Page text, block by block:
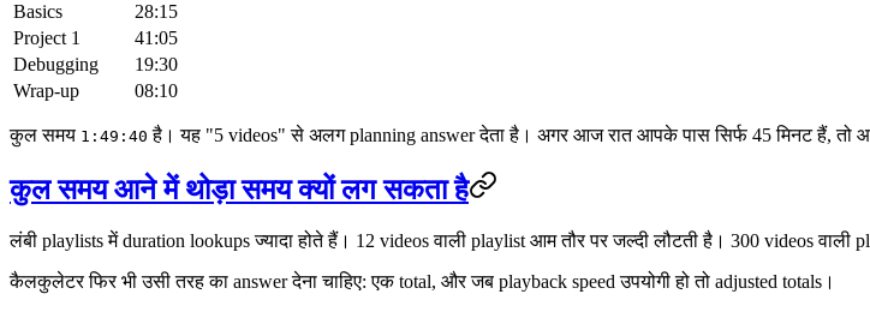
Basics
28:15
Project 1
41:05
Debugging
19:30
Wrap-up
08:10
कुल समय 1:49:40 है। यह "5 videos" से अलग planning answer देता है। अगर आज रात आपके पास सिर्फ 45 मिनट हैं, तो
कुल समय आने में थोड़ा समय क्यों लग सकता है
लंबी playlists में duration lookups ज्यादा होते हैं। 12 videos वाली playlist आम तौर पर जल्दी लौटती है। 300 videos
कैलकुलेटर फिर भी उसी तरह का answer देना चाहिए: एक total, और जब playback speed उपयोगी हो तो adjusted totals।